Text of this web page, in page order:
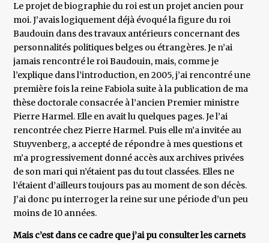
Le projet de biographie du roi est un projet ancien pour
moi. J’avais logiquement déjà évoqué la figure du roi
Baudouin dans des travaux antérieurs concernant des
personnalités politiques belges ou étrangères. Je n’ai
jamais rencontré le roi Baudouin, mais, comme je
l’explique dans l’introduction, en 2005, j’ai rencontré une
première fois la reine Fabiola suite à la publication de ma
thèse doctorale consacrée à l’ancien Premier ministre
Pierre Harmel. Elle en avait lu quelques pages. Je l’ai
rencontrée chez Pierre Harmel. Puis elle m’a invitée au
Stuyvenberg, a accepté de répondre à mes questions et
m’a progressivement donné accès aux archives privées
de son mari qui n’étaient pas du tout classées. Elles ne
l’étaient d’ailleurs toujours pas au moment de son décès.
J’ai donc pu interroger la reine sur une période d’un peu
moins de 10 années.
Mais c’est dans ce cadre que j’ai pu consulter les carnets